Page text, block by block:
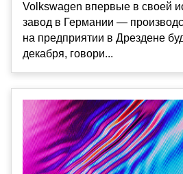
Volkswagen впервые в своей
завод в Германии —
на предприятии в Дрездене
декабря, говори...